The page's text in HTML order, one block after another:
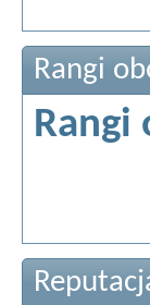
Rangi
Rangi